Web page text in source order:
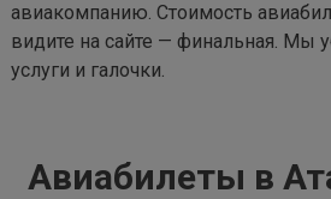
авиакомпанию. Стоимость
видите на сайте — финальная. Мы
услуги и галочки.
Авиабилеты в